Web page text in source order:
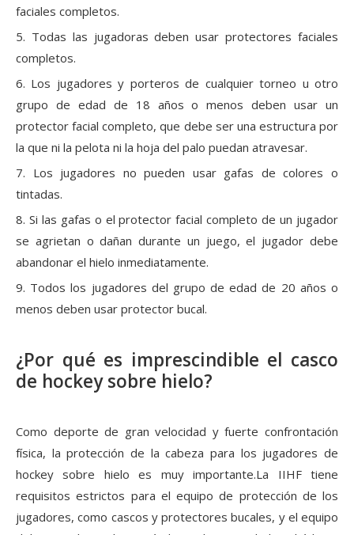
faciales completos.
5. Todas las jugadoras deben usar protectores faciales
completos.
6. Los jugadores y porteros de cualquier torneo u otro
grupo de edad de 18 años o menos deben usar un
protector facial completo, que debe ser una estructura por
la que ni la pelota ni la hoja del palo puedan atravesar.
7. Los jugadores no pueden usar gafas de colores o
tintadas.
8. Si las gafas o el protector facial completo de un jugador
se agrietan o dañan durante un juego, el jugador debe
abandonar el hielo inmediatamente.
9. Todos los jugadores del grupo de edad de 20 años o
menos deben usar protector bucal.
¿Por qué es imprescindible el casco
de hockey sobre hielo?
Como deporte de gran velocidad y fuerte confrontación
física, la protección de la cabeza para los jugadores de
hockey sobre hielo es muy importante.La IIHF tiene
requisitos estrictos para el equipo de protección de los
jugadores, como cascos y protectores bucales, y el equipo